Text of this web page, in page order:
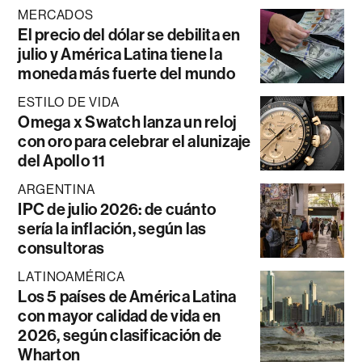
MERCADOS
El precio del dólar se debilita en
julio y América Latina tiene la
moneda más fuerte del mundo
ESTILO DE VIDA
Omega x Swatch lanza un reloj
con oro para celebrar el alunizaje
del Apollo 11
ARGENTINA
IPC de julio 2026: de cuánto
sería la inflación, según las
consultoras
LATINOAMÉRICA
Los 5 países de América Latina
con mayor calidad de vida en
2026, según clasificación de
Wharton